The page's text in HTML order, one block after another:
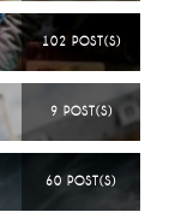
102 POST(S)
9 POST(S)
60 POST(S)